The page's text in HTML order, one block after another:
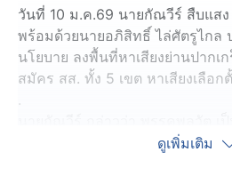
วันที่ 10 ม.ค.69 นายกัณวีร์ สืบแส
พร้อมด้วยนายอภิสิทธิ์ ไล่ศัตรูไกล
นโยบาย ลงพื้นที่หาเสียงย่านปากเ
สมัคร สส. ทั้ง 5 เขต หาเสียงเลือก
.
สำหรับคนนนทบุรี เพราะมีอดีตสส.
ดูเพิ่มเติม